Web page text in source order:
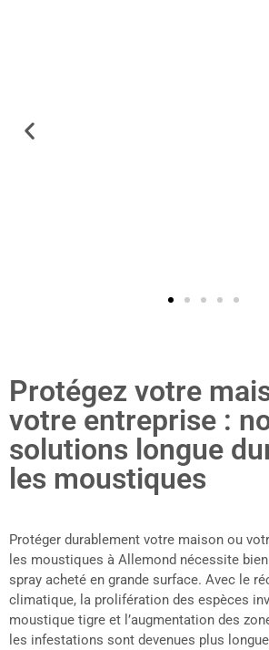
Protégez votre
votre entreprise :
solutions longue
les moustiques
Protéger durablement votre maison ou
les moustiques à Allemond nécessite
spray acheté en grande surface. Avec le
climatique, la prolifération des espèces
moustique tigre et l’augmentation des
les infestations sont devenues plus